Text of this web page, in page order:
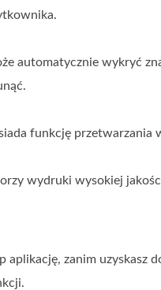
automatycznie wykryć
funkcję przetwarzania
wydruki wysokiej
aplikację, zanim uzyskasz